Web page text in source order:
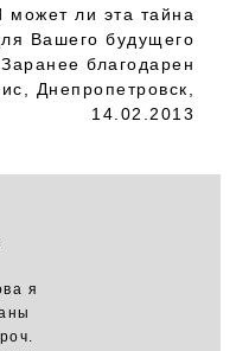
может ли эта тайна
Вашего будущего
благодарен
Днепропетровск,
14.02.2013
я